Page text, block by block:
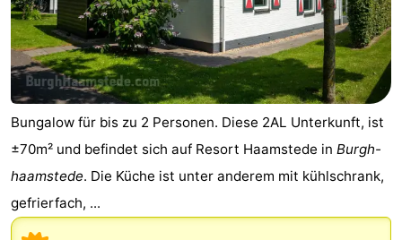
tun
Museen
-
Denkmäler
-
Mühlen
-
Aussichtspunkte
Attraktionen
-
Rundfahrten
-
Bungalow für bis zu 2 Personen. Diese 2AL Unterkunft, ist
±70m² und befindet sich auf Resort Haamstede in Burgh-
haamstede. Die Küche ist unter anderem mit kühlschrank,
gefrierfach, ...